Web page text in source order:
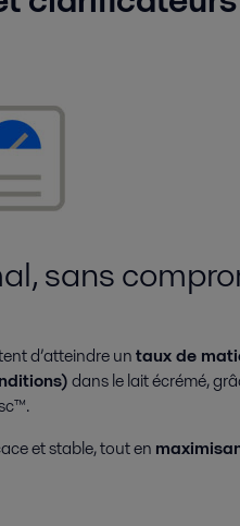
sans
d’atteindre untaux de
dans le lait écrémé,
et stable, tout en